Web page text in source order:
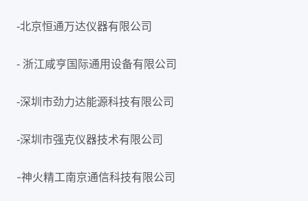
-北京恒通万达仪器有限公司
- 浙江咸亨国际通用设备有限公司
-深圳市劲力达能源科技有限公司
-深圳市强克仪器技术有限公司
-神火精工南京通信科技有限公司